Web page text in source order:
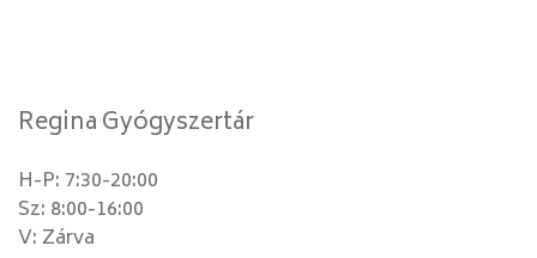
Regina Gyógyszertár
H-P: 7:30-20:00
Sz: 8:00-16:00
V: Zárva